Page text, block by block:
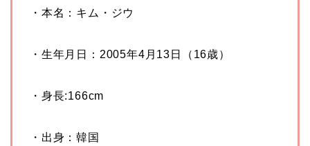
・本名：キム・ジウ
・生年月日： 2005年4 月13 日（16歳）
・身長:166cm
・出身：韓国